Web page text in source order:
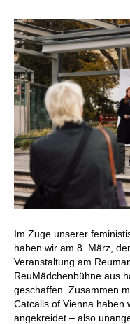
Im Zuge unserer
haben wir am 8. März,
Veranstaltung am
ReuMädchenbühne aus
geschaffen. Zusammen
Catcalls of Vienna haben
angekreidet – also